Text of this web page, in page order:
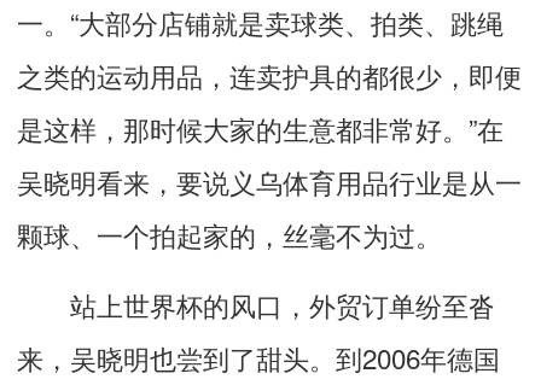
一。“大部分店铺就是卖球类、拍类、跳绳
之类的运动用品，连卖护具的都很少，即便
是这样，那时候大家的生意都非常好。”在
吴晓明看来，要说义乌体育用品行业是从一
颗球、一个拍起家的，丝毫不为过。
站上世界杯的风口，外贸订单纷至沓
来，吴晓明也尝到了甜头。到2006年德国